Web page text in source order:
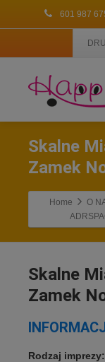
601 987
Skalne
Zamek
Home O
Skalne
Zamek
Rodzaj imprezy: